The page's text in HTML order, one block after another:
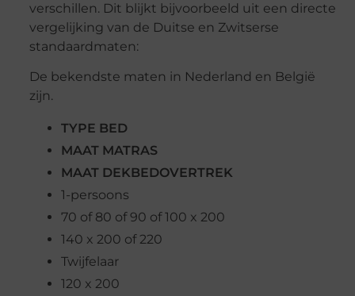
verschillen. Dit blijkt bijvoorbeeld uit een directe
vergelijking van de Duitse en Zwitserse
standaardmaten:
De bekendste maten in Nederland en België
zijn.
TYPE BED
MAAT MATRAS
MAAT DEKBEDOVERTREK
1-persoons
70 of 80 of 90 of 100 x 200
140 x 200 of 220
Twijfelaar
120 x 200